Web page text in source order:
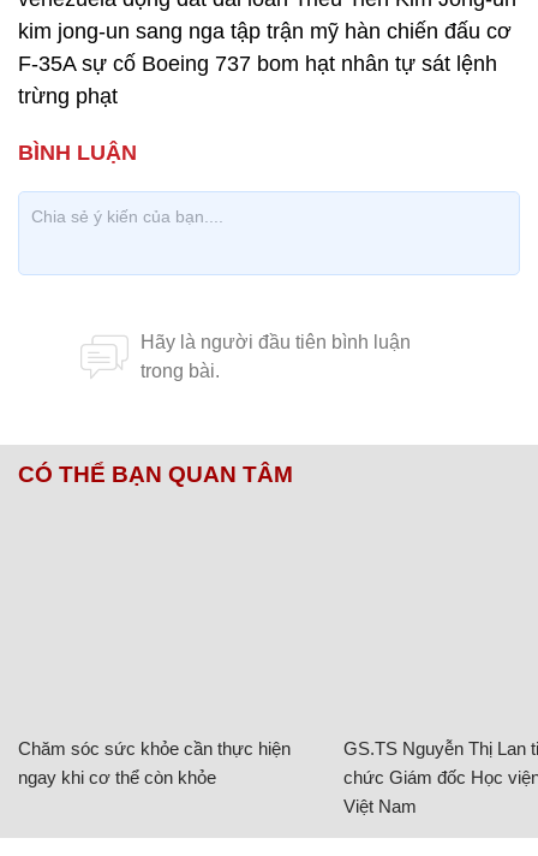
kim jong-un sang nga tập trận mỹ hàn chiến đấu cơ
F-35A sự cố Boeing 737 bom hạt nhân tự sát lệnh
trừng phạt
CÓ THỂ BẠN QUAN TÂM
Chăm sóc sức khỏe cần thực hiện
ngay khi cơ thể còn khỏe
GS.TS Nguyễn Thị Lan
chức Giám đốc Học
Việt Nam